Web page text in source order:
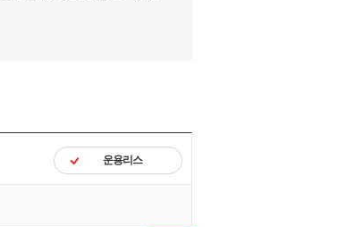
운용리스